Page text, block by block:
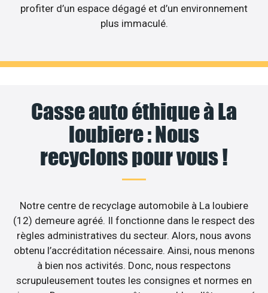
profiter d’un espace dégagé et d’un environnement
plus immaculé.
Casse auto éthique à La
loubiere : Nous
recyclons pour vous !
Notre centre de recyclage automobile à La loubiere
(12) demeure agréé. Il fonctionne dans le respect des
règles administratives du secteur. Alors, nous avons
obtenu l’accréditation nécessaire. Ainsi, nous menons
à bien nos activités. Donc, nous respectons
scrupuleusement toutes les consignes et normes en